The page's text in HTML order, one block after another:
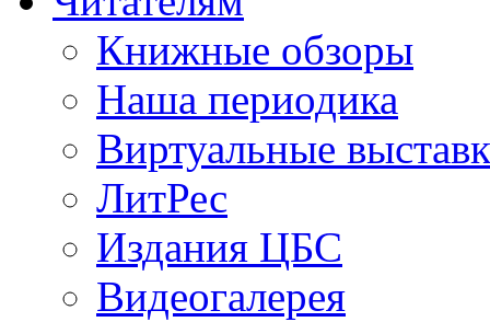
Книжные обзоры
Наша периодика
Виртуальные
ЛитРес
Издания ЦБС
Видеогалерея